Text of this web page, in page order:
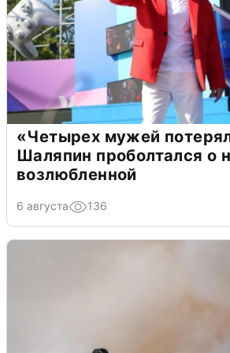
«Четырех мужей
Шаляпин проболтался о
возлюбленной
6 августа 136